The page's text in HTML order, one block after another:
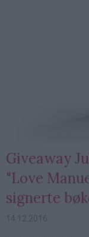
Giveaway
"Love
signerte
14.12.2016